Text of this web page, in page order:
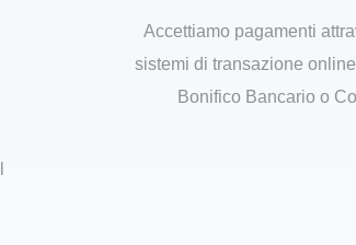
Accettiamo pagamenti
sistemi di transazione
Bonifico Bancario o